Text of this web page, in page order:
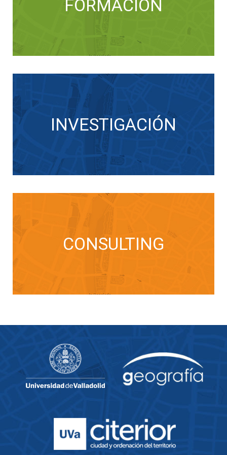
FORMACIÓN
INVESTIGACIÓN
CONSULTING